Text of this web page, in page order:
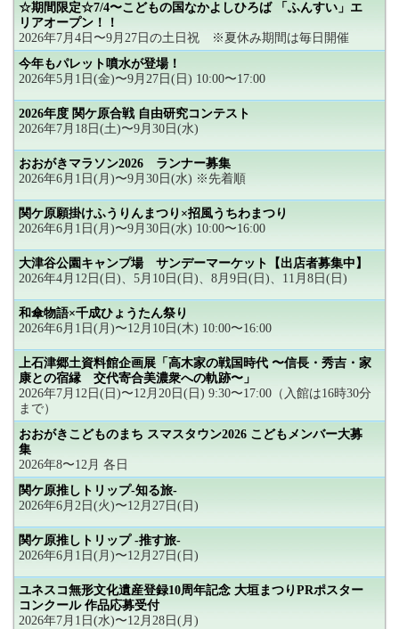
☆期間限定☆7/4〜こどもの国なかよしひろば 「ふんすい」エ
リアオープン！！
2026年7月4日〜9月27日の土日祝 ※夏休み期間は毎日開催
今年もパレット噴水が登場！
2026年5月1日(金)〜9月27日(日) 10:00〜17:00
2026年度 関ケ原合戦 自由研究コンテスト
2026年7月18日(土)〜9月30日(水)
おおがきマラソン2026 ランナー募集
2026年6月1日(月)〜9月30日(水) ※先着順
関ケ原願掛けふうりんまつり×招風うちわまつり
2026年6月1日(月)〜9月30日(水) 10:00〜16:00
大津谷公園キャンプ場 サンデーマーケット【出店者募集中】
2026年4月12日(日)、5月10日(日)、8月9日(日)、11月8日(日)
和傘物語×千成ひょうたん祭り
2026年6月1日(月)〜12月10日(木) 10:00〜16:00
上石津郷土資料館企画展「高木家の戦国時代 〜信長・秀吉・家
康との宿縁 交代寄合美濃衆への軌跡〜」
2026年7月12日(日)〜12月20日(日) 9:30〜17:00（入館は16時30分
まで）
おおがきこどものまち スマスタウン2026 こどもメンバー大募
集
2026年8〜12月 各日
関ケ原推しトリップ-知る旅-
2026年6月2日(火)〜12月27日(日)
関ケ原推しトリップ -推す旅-
2026年6月1日(月)〜12月27日(日)
ユネスコ無形文化遺産登録10周年記念 大垣まつりPRポスター
コンクール 作品応募受付
2026年7月1日(水)〜12月28日(月)